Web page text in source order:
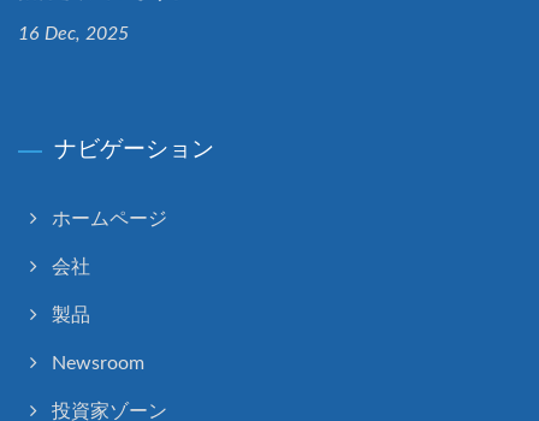
16 Dec, 2025
ナビゲーション
ホームページ
会社
製品
Newsroom
投資家ゾーン